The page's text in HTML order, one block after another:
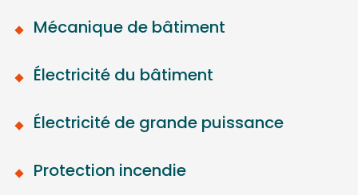
Mécanique de bâtiment
Électricité du bâtiment
Électricité de grande puissance
Protection incendie